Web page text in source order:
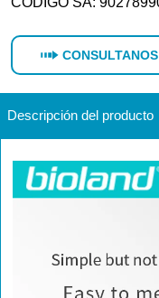
CONSULTANOS
Descripción del producto